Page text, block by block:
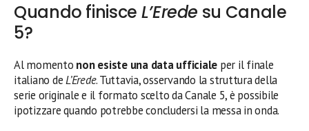
Quando finisce L’Erede su Canale
5?
Al momento non esiste una data ufficiale per il finale
italiano deL’Erede. Tuttavia, osservando la struttura della
serie originale e il formato scelto da Canale 5, è possibile
ipotizzare quando potrebbe concludersi la messa in onda.